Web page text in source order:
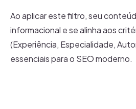
Ao aplicar este filtro, seu
informacional e se alinha aos
(Experiência, Especialidade,
essenciais para o SEO moderno.